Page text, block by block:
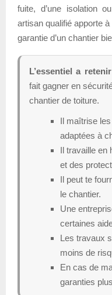
fuite, d’une isolation
artisan qualifié apporte
garantie d’un chantier
L’essentiel a
fait gagner en
chantier de toiture.
Il maîtrise
adaptées à
Il travaille en
et des
Il peut te
le chantier.
Une
certaines
Les travaux
moins de
En cas de
garanties